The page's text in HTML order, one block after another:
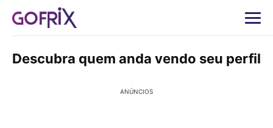
Descubra quem anda vendo seu perfil
ANÚNCIOS